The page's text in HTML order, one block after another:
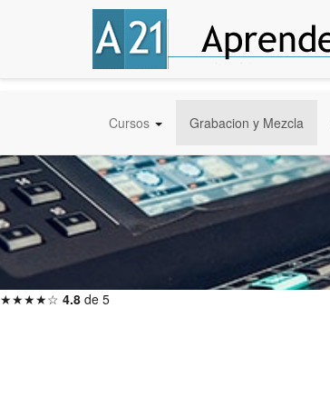
Cursos Grabacion y Mezcla
★★★★☆ 4.8 de 5